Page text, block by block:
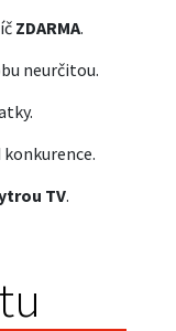
ZDARMA.
neurčitou.
konkurence.
TV.